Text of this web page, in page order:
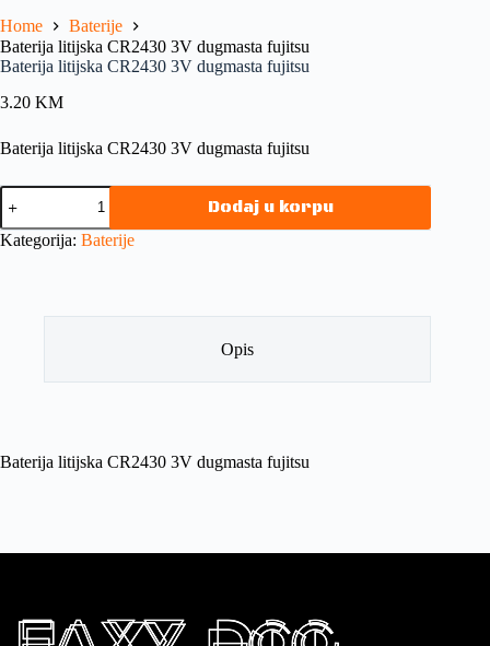
Home
Baterije
Baterija litijska CR2430 3V dugmasta fujitsu
Baterija litijska CR2430 3V dugmasta fujitsu
3.20 KM
Baterija litijska CR2430 3V dugmasta fujitsu
Dodaj u korpu
Kategorija: Baterije
Opis
Baterija litijska CR2430 3V dugmasta fujitsu